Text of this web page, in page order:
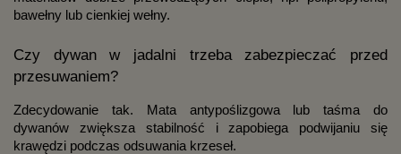
bawełny lub cienkiej wełny.
Czy dywan w jadalni trzeba zabezpieczać przed
przesuwaniem?
Zdecydowanie tak. Mata antypoślizgowa lub taśma do
dywanów zwiększa stabilność i zapobiega podwijaniu się
krawędzi podczas odsuwania krzeseł.